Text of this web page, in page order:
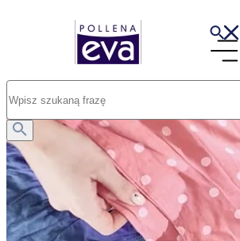
Opublikowano: 22.07.2025
Co zabrać na wakacje? Produktowe Must Have